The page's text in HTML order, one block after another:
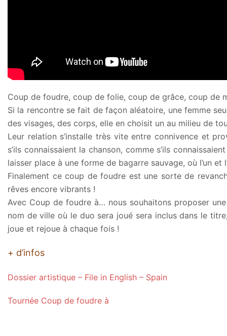
Coup de foudre, coup de folie, coup de grâce, coup de
Si la rencontre se fait de façon aléatoire, une femme
des visages, des corps, elle en choisit un au milieu de
Leur relation s’installe très vite entre connivence et
s’ils connaissaient la chanson, comme s’ils
laisser place à une forme de bagarre sauvage, où l’un et
Finalement ce coup de foudre est une sorte de
rêves encore vibrants !
Avec Coup de foudre à… nous souhaitons proposer
nom de ville où le duo sera joué sera inclus dans le
joue et rejoue à chaque fois !
+ d’infos
Dossier artistique – File in English – Spain
Tournée Coup de foudre à